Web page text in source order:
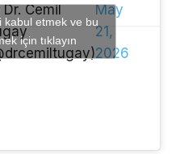
Cemil
May
21,
2026
kabul etmek ve bu
için tıklayın